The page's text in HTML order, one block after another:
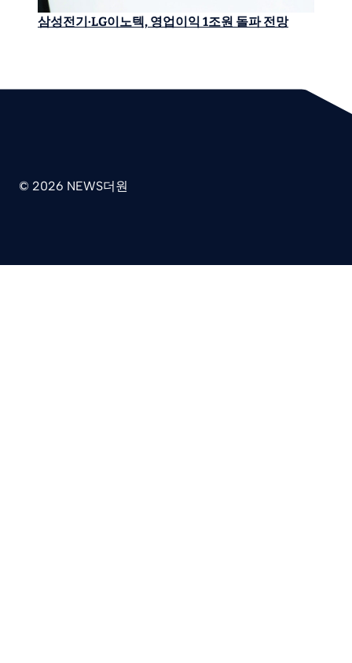
삼성전기·LG이노텍, 영업이익 1조원 돌파 전망
© 2026 NEWS더원